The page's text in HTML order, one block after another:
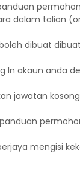
dalam talian
dibuat
In akaun anda
jawatan
mengisi